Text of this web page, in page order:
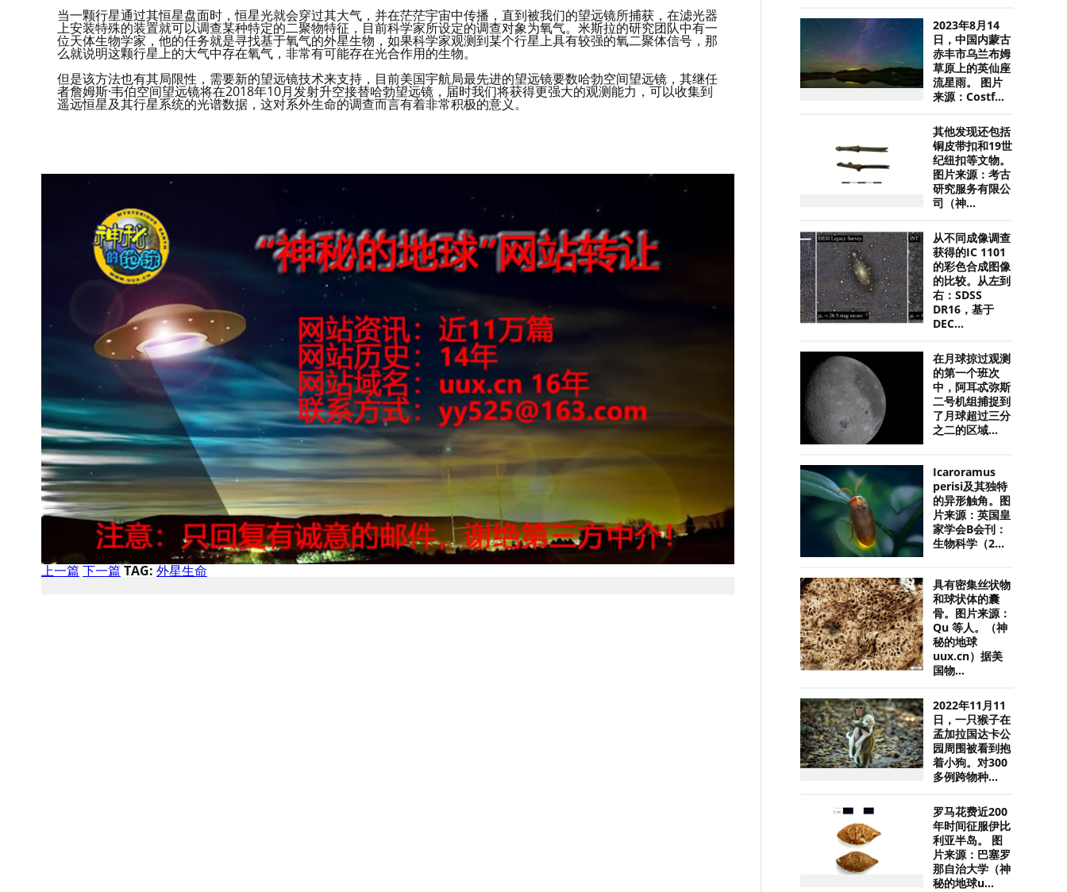
当一颗行星通过其恒星盘面时，恒星光就会穿过其大气，并在茫茫宇宙中传播，直到被我们的望远镜所捕获，在滤光器
上安装特殊的装置就可以调查某种特定的二聚物特征，目前科学家所设定的调查对象为氧气。米斯拉的研究团队中有一
位天体生物学家，他的任务就是寻找基于氧气的外星生物，如果科学家观测到某个行星上具有较强的氧二聚体信号，那
么就说明这颗行星上的大气中存在氧气，非常有可能存在光合作用的生物。
但是该方法也有其局限性，需要新的望远镜技术来支持，目前美国宇航局最先进的望远镜要数哈勃空间望远镜，其继任
者詹姆斯·韦伯空间望远镜将在2018年10月发射升空接替哈勃望远镜，届时我们将获得更强大的观测能力，可以收集到
遥远恒星及其行星系统的光谱数据，这对系外生命的调查而言有着非常积极的意义。
上一篇下一篇TAG:外星生命
2023年8月14
日，中国内蒙古
赤丰市乌兰布姆
草原上的英仙座
流星雨。 图片
来源：Costf...
其他发现还包括
铜皮带扣和19世
纪纽扣等文物。
图片来源：考古
研究服务有限公
司（神...
从不同成像调查
获得的IC 1101
的彩色合成图像
的比较。从左到
右：SDSS
DR16，基于
DEC...
在月球掠过观测
的第一个班次
中，阿耳忒弥斯
二号机组捕捉到
了月球超过三分
之二的区域...
Icaroramus
perisi及其独特
的异形触角。图
片来源：英国皇
家学会B会刊：
生物科学（2...
具有密集丝状物
和球状体的囊
骨。图片来源：
Qu 等人。（神
秘的地球
uux.cn）据美
国物...
2022年11月11
日，一只猴子在
孟加拉国达卡公
园周围被看到抱
着小狗。对300
多例跨物种...
罗马花费近200
年时间征服伊比
利亚半岛。 图
片来源：巴塞罗
那自治大学（神
秘的地球u...